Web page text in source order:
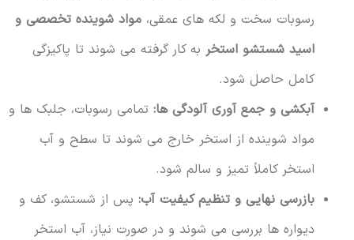
رسوبات سخت و لکه های عمقی، مواد شوینده تخصصی و
اسید شستشو استخربه کار گرفته می شوند تا پاکیزگی
کامل حاصل شود.
آبکشی و جمع آوری آلودگی ها:تمامی رسوبات، جلبک ها و
مواد شوینده از استخر خارج می شوند تا سطح و آب
استخر کاملاً تمیز و سالم شود.
بازرسی نهایی و تنظیم کیفیت آب:پس از شستشو، کف و
دیواره ها بررسی می شوند و در صورت نیاز، آب استخر